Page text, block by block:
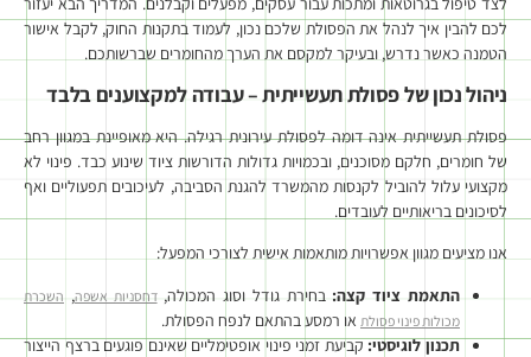
לכם להבין איך לנהל את הפסולת שלכם נכון, לעמוד בתקנות החוק, לקבל אישור
הטמנה כאשר נדרש, ובעיקר למקסם את הערך מהחומרים שברשותכם.
ניהול נכון של פסולת תעשייתית – עבודה למקצוענים בלבד
פסולת תעשייתית אינה דומה לפסולת עירונית רגילה. היא מאופיינת במגוון רחב
של חומרים, חלקם מסוכנים, ובכמויות גדולות הדורשות ציוד שינוע כבד. פינוי לא
מקצועי עלול להוביל לקנסות מהמשרד להגנת הסביבה, לעיכובים תפעוליים ואף
לסיכונים בריאותיים לעובדים.
אנו מציעים מגוון אפשרויות מותאמות אישית לצורכי המפעל:
התאמת ציוד קצה: בחירת גודל וסוג המכולה,דחסניות אשפה, השכרת
מכולות פינוי פסולת או רמסע בהתאם לנפח הפסולת.
תכנון לוגיסטי:קביעת זמני פינוי אופטימליים שאינם פוגעים ברצף הייצור